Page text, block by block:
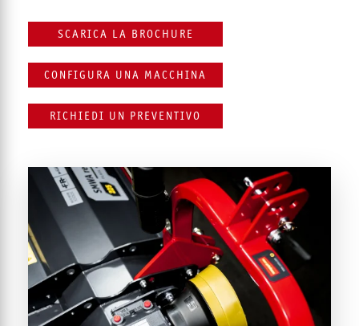
SCARICA LA BROCHURE
CONFIGURA UNA MACCHINA